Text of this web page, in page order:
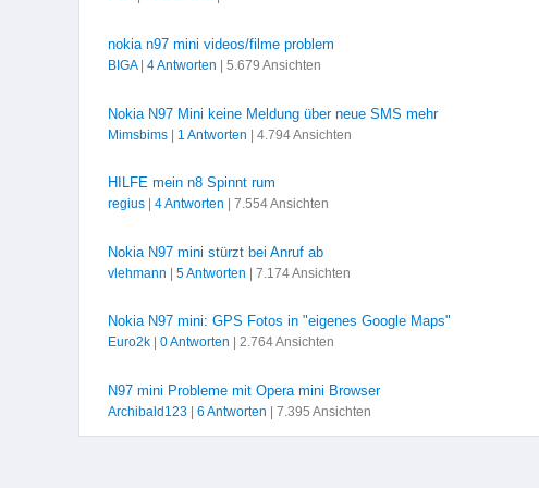
nokia n97 mini videos/filme problem
BIGA| 4 Antworten | 5.679 Ansichten
Nokia N97 Mini keine Meldung über neue SMS mehr
Mimsbims| 1 Antworten | 4.794 Ansichten
HILFE mein n8 Spinnt rum
regius| 4 Antworten | 7.554 Ansichten
Nokia N97 mini stürzt bei Anruf ab
vlehmann 5 Antworten | 7.174 Ansichten
Nokia N97 mini: GPS Fotos in "eigenes Google Maps"
Euro2k| 0 Antworten | 2.764 Ansichten
N97 mini Probleme mit Opera mini Browser
Archibald123| 6 Antworten | 7.395 Ansichten